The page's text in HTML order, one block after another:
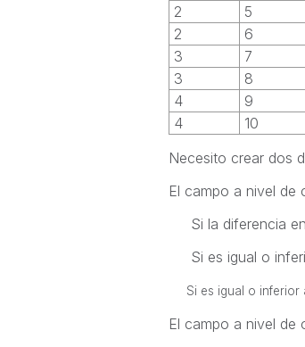
2
5
2
6
3
7
3
8
4
9
4
10
Necesito crear dos
El campo a nivel de
Si la diferencia
Si es igual o
Si es igual o
El campo a nivel de